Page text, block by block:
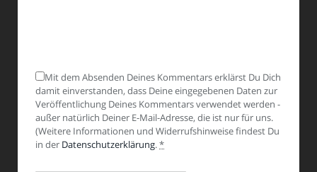
Mit dem Absenden Deines Kommentars erklärst Du Dich
damit einverstanden, dass Deine eingegebenen Daten zur
Veröffentlichung Deines Kommentars verwendet werden -
außer natürlich Deiner E-Mail-Adresse, die ist nur für uns.
(Weitere Informationen und Widerrufshinweise findest Du
in der Datenschutzerklärung.*